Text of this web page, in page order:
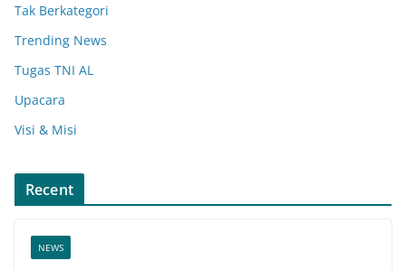
Tak Berkategori
Trending News
Tugas TNI AL
Upacara
Visi & Misi
Recent
NEWS